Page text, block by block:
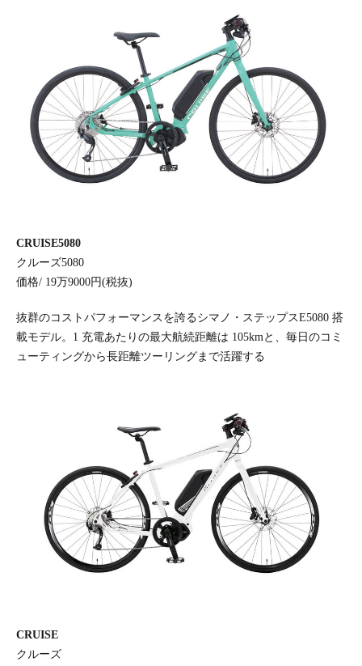
CRUISE5080
クルーズ5080
価格/ 19万9000円(税抜)
抜群のコストパフォーマンスを誇るシマノ・ステップスE5080 搭
載モデル。1 充電あたりの最大航続距離は 105kmと、毎日のコミ
ューティングから長距離ツーリングまで活躍する
CRUISE
クルーズ